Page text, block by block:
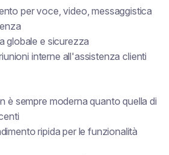
per voce, video, messaggistica
globale e sicurezza
interne all'assistenza clienti
è sempre moderna quanto quella di
ripida per le funzionalità